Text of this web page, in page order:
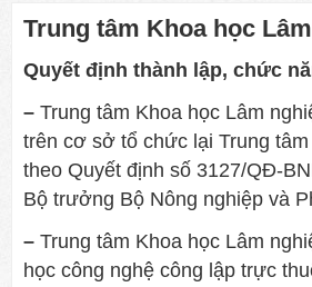
Trung tâm Khoa học
Quyết định thành lập, chức
– Trung tâm Khoa học Lâm
trên cơ sở tổ chức lại Trung
theo Quyết định số 3127/QĐ-
Bộ trưởng Bộ Nông nghiệp và
– Trung tâm Khoa học Lâm
học công nghệ công lập trực